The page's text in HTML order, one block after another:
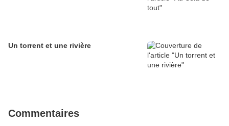
Un torrent et une rivière
Commentaires